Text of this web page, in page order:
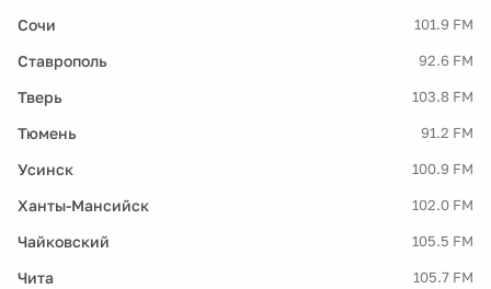
Сочи 101.9 FM
Ставрополь 92.6 FM
Тверь 103.8 FM
Тюмень 91.2 FM
Усинск 100.9 FM
Ханты-Мансийск 102.0 FM
Чайковский 105.5 FM
Чита 105.7 FM